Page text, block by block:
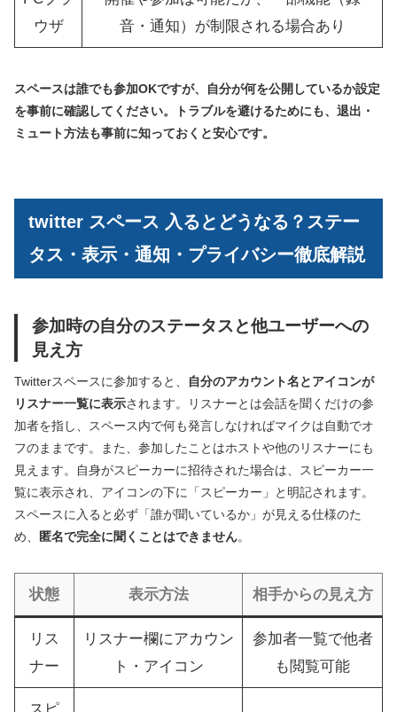
ウザ
音・通知）が制限される場合あり
スペースは誰でも参加OKですが、自分が何を公開しているか設定
を事前に確認してください。トラブルを避けるためにも、退出・
ミュート方法も事前に知っておくと安心です。
twitter スペース 入るとどうなる？ステー
タス・表示・通知・プライバシー徹底解説
参加時の自分のステータスと他ユーザーへの
見え方
Twitterスペースに参加すると、
自分のアカウント名とアイコンが
リスナー一覧に表示されます。リスナーとは会話を聞くだけの参
加者を指し、スペース内で何も発言しなければマイクは自動でオ
フのままです。また、参加したことはホストや他のリスナーにも
見えます。自身がスピーカーに招待された場合は、スピーカー一
覧に表示され、アイコンの下に「スピーカー」と明記されます。
スペースに入ると必ず「誰が聞いているか」が見える仕様のた
め、
匿名で完全に聞くことはできません。
状態 表示方法 相手からの見え方
リス
ナー
リスナー欄にアカウン
ト・アイコン
参加者一覧で他者
も閲覧可能